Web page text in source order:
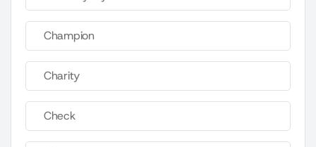
Champion
Charity
Check